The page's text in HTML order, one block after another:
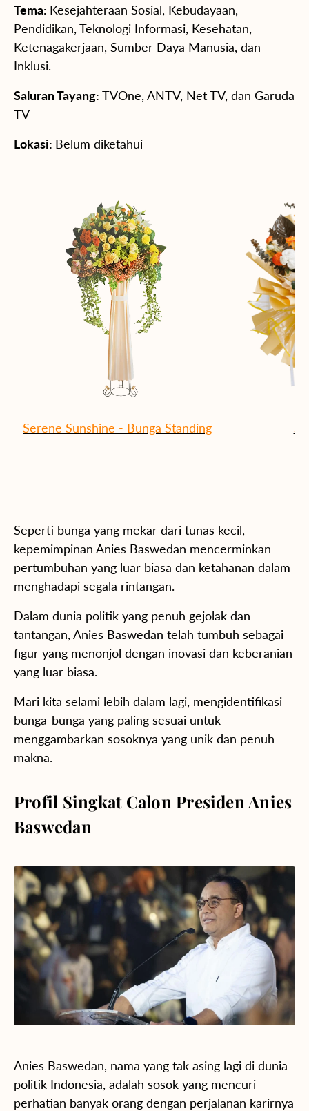
Tema: Kesejahteraan Sosial, Kebudayaan,
Pendidikan, Teknologi Informasi, Kesehatan,
Ketenagakerjaan, Sumber Daya Manusia, dan
Inklusi.
Saluran Tayang: TVOne, ANTV, Net TV, dan Garuda
TV
Lokasi: Belum diketahui
Serene Sunshine - Bunga Standing
Seperti bunga yang mekar dari tunas kecil,
kepemimpinan Anies Baswedan mencerminkan
pertumbuhan yang luar biasa dan ketahanan dalam
menghadapi segala rintangan.
Dalam dunia politik yang penuh gejolak dan
tantangan, Anies Baswedan telah tumbuh sebagai
figur yang menonjol dengan inovasi dan keberanian
yang luar biasa.
Mari kita selami lebih dalam lagi, mengidentifikasi
bunga-bunga yang paling sesuai untuk
menggambarkan sosoknya yang unik dan penuh
makna.
Profil Singkat Calon Presiden Anies
Baswedan
Anies Baswedan, nama yang tak asing lagi di dunia
politik Indonesia, adalah sosok yang mencuri
perhatian banyak orang dengan perjalanan karirnya